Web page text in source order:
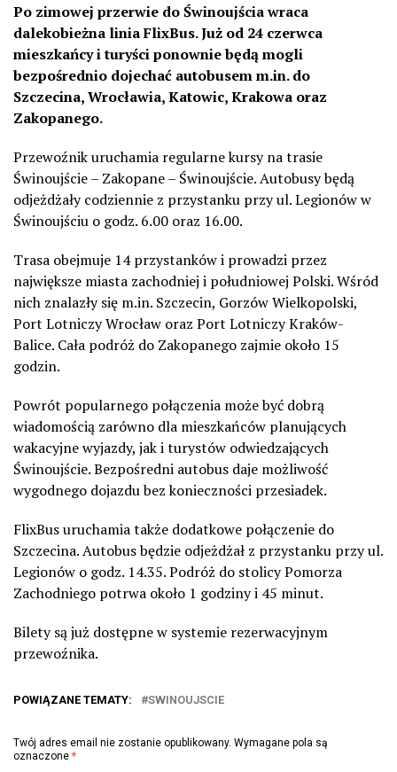
Po zimowej przerwie do Świnoujścia wraca
dalekobieżna linia FlixBus. Już od 24 czerwca
mieszkańcy i turyści ponownie będą mogli
bezpośrednio dojechać autobusem m.in. do
Szczecina, Wrocławia, Katowic, Krakowa oraz
Zakopanego.
Przewoźnik uruchamia regularne kursy na trasie
Świnoujście – Zakopane – Świnoujście. Autobusy będą
odjeżdżały codziennie z przystanku przy ul. Legionów w
Świnoujściu o godz. 6.00 oraz 16.00.
Trasa obejmuje 14 przystanków i prowadzi przez
największe miasta zachodniej i południowej Polski. Wśród
nich znalazły się m.in. Szczecin, Gorzów Wielkopolski,
Port Lotniczy Wrocław oraz Port Lotniczy Kraków-
Balice. Cała podróż do Zakopanego zajmie około 15
godzin.
Powrót popularnego połączenia może być dobrą
wiadomością zarówno dla mieszkańców planujących
wakacyjne wyjazdy, jak i turystów odwiedzających
Świnoujście. Bezpośredni autobus daje możliwość
wygodnego dojazdu bez konieczności przesiadek.
FlixBus uruchamia także dodatkowe połączenie do
Szczecina. Autobus będzie odjeżdżał z przystanku przy ul.
Legionów o godz. 14.35. Podróż do stolicy Pomorza
Zachodniego potrwa około 1 godziny i 45 minut.
Bilety są już dostępne w systemie rezerwacyjnym
przewoźnika.
POWIĄZANE TEMATY: SWINOUJSCIE
Twój adres email nie zostanie opublikowany. Wymagane pola są
oznaczone *